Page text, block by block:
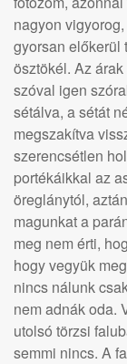
nagyon
gyorsan előkerül
ösztökél. Az
szóval igen
sétálva, a sétát
megszakítva
szerencsétlen
portékáikkal az
öreglánytól,
magunkat a
meg nem érti,
hogy vegyük
nincs nálunk
nem adnák oda.
utolsó törzsi
semmi nincs. A